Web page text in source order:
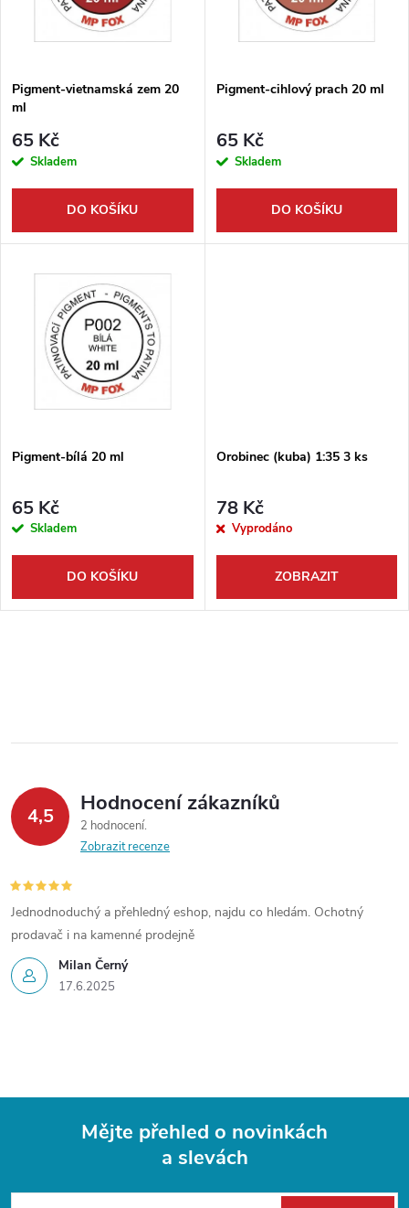
p
r
o
d
s
p
r
ů
Pigment-vietnamská zem 20
ml
65 Kč
Skladem
DO KOŠÍKU
Pigment-cihlový prach 20 ml
65 Kč
Skladem
DO KOŠÍKU
Pigment-bílá 20 ml
65 Kč
Skladem
DO KOŠÍKU
Orobinec (kuba) 1:35 3 ks
78 Kč
Vyprodáno
ZOBRAZIT
l
d
a
c
í
p
r
y
4,5 Hodnocení zákazníků
2 hodnocení
Zobrazit recenze
Milan Černý
17.6.2025
Jednodnoduchý a přehledný eshop, najdu co hledám. Ochotný
prodavač i na kamenné prodejně
Mějte přehled o novinkách
a slevách